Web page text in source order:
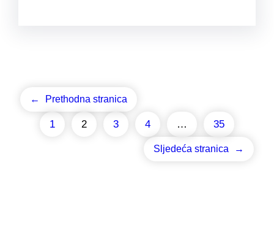
← Prethodna stranica
1 2 3 4 … 35
Sljedeća stranica →